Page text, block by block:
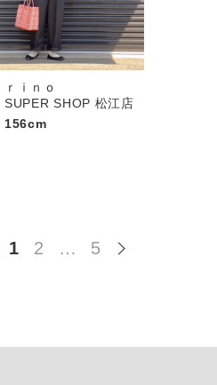
ｒｉｎｏ
SUPER SHOP 松江店
156cm
1 2 … 5